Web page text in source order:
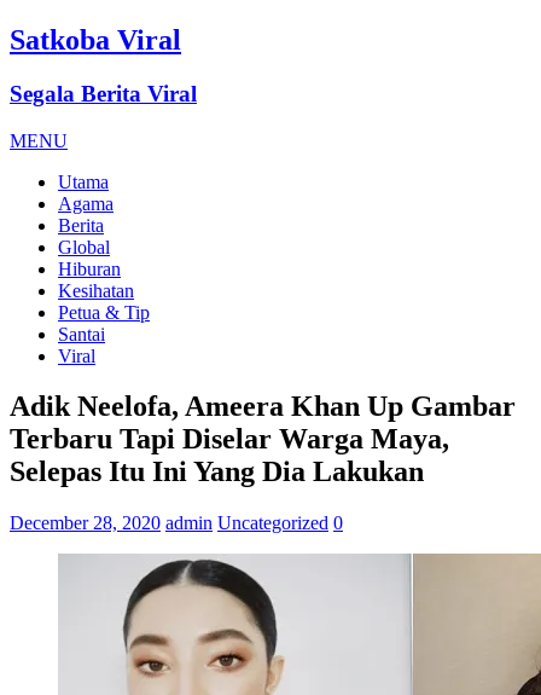
Satkoba Viral
Segala Berita Viral
MENU
Utama
Agama
Berita
Global
Hiburan
Kesihatan
Petua & Tip
Santai
Viral
Adik Neelofa, Ameera Khan Up Gambar
Terbaru Tapi Diselar Warga Maya,
Selepas Itu Ini Yang Dia Lakukan
December 28, 2020 admin Uncategorized 0